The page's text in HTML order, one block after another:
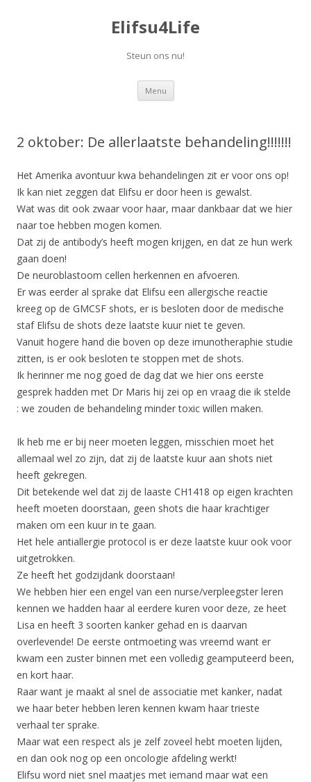
Elifsu4Life
Steun ons nu!
Menu Spring
inhoud
2 oktober: De allerlaatste behandeling!!!!!!!
Het Amerika avontuur kwa behandelingen zit er voor ons op!
Ik kan niet zeggen dat Elifsu er door heen is gewalst.
Wat was dit ook zwaar voor haar, maar dankbaar dat we hier
naar toe hebben mogen komen.
Dat zij de antibody’s heeft mogen krijgen, en dat ze hun werk
gaan doen!
De neuroblastoom cellen herkennen en afvoeren.
Er was eerder al sprake dat Elifsu een allergische reactie
kreeg op de GMCSF shots, er is besloten door de medische
staf Elifsu de shots deze laatste kuur niet te geven.
Vanuit hogere hand die boven op deze imunotheraphie studie
zitten, is er ook besloten te stoppen met de shots.
Ik herinner me nog goed de dag dat we hier ons eerste
gesprek hadden met Dr Maris hij zei op en vraag die ik stelde
: we zouden de behandeling minder toxic willen maken.
Ik heb me er bij neer moeten leggen, misschien moet het
allemaal wel zo zijn, dat zij de laatste kuur aan shots niet
heeft gekregen.
Dit betekende wel dat zij de laaste CH1418 op eigen krachten
heeft moeten doorstaan, geen shots die haar krachtiger
maken om een kuur in te gaan.
Het hele antiallergie protocol is er deze laatste kuur ook voor
uitgetrokken.
Ze heeft het godzijdank doorstaan!
We hebben hier een engel van een nurse/verpleegster leren
kennen we hadden haar al eerdere kuren voor deze, ze heet
Lisa en heeft 3 soorten kanker gehad en is daarvan
overlevende! De eerste ontmoeting was vreemd want er
kwam een zuster binnen met een volledig geamputeerd been,
en kort haar.
Raar want je maakt al snel de associatie met kanker, nadat
we haar beter hebben leren kennen kwam haar trieste
verhaal ter sprake.
Maar wat een respect als je zelf zoveel hebt moeten lijden,
en dan ook nog op een oncologie afdeling werkt!
Elifsu word niet snel maatjes met iemand maar wat een